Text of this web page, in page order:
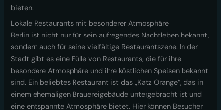
bieten.
Lokale Restaurants mit besonderer Atmosphäre
Berlin ist nicht nur für sein aufregendes Nachtleben bekannt,
sondern auch für seine vielfältige Restaurantszene. In der
Stadt gibt es eine Fülle von Restaurants, die für ihre
besondere Atmosphäre und ihre köstlichen Speisen bekannt
sind. Ein beliebtes Restaurant ist das „Katz Orange“, das in
einem ehemaligen Brauereigebäude untergebracht ist und
eine entspannte Atmosphäre bietet. Hier können Besucher